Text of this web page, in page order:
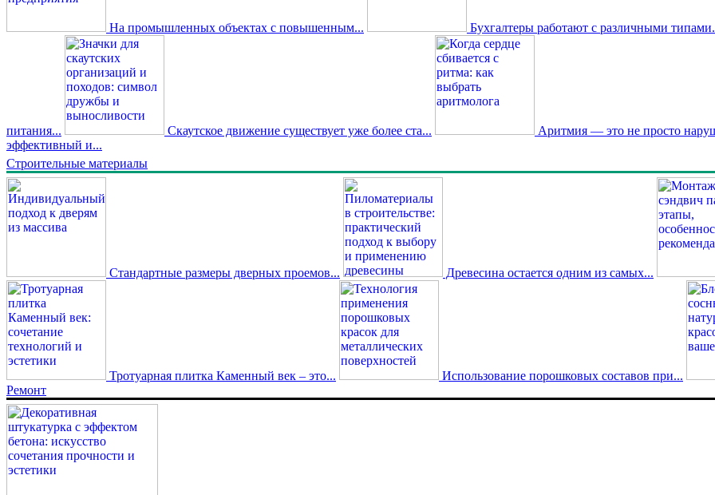
На промышленных объектах с повышенным... Бухгалтеры работают с различными
питания... Скаутское движение существует уже более ста...
Аритмия — это не просто
эффективный и...
Строительные материалы
Стандартные размеры дверных проемов... Древесина остается одним из самых...
Тротуарная плитка Каменный век – это...
Использование порошковых составов при...
Ремонт